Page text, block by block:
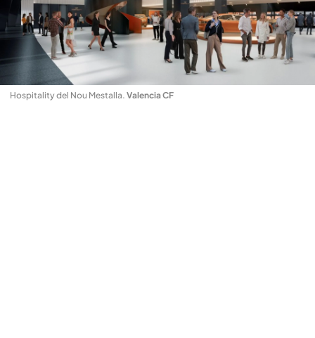
Hospitality del Nou Mestalla. Valencia CF